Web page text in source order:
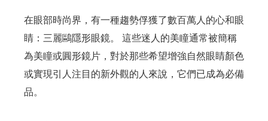
在眼部時尚界，有一種趨勢俘獲了數百萬人的心和眼
睛：三麗鷗隱形眼鏡。 這些迷人的美瞳通常被簡稱
為美瞳或圓形鏡片，對於那些希望增強自然眼睛顏色
或實現引人注目的新外觀的人來說，它們已成為必備
品。